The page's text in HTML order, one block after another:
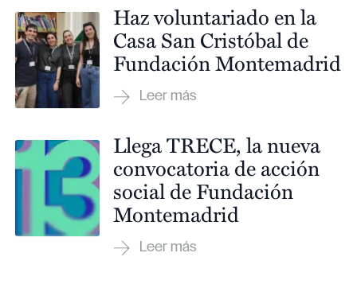
Haz voluntariado en la
Casa San Cristóbal de
Fundación Montemadrid
Llega TRECE, la nueva
convocatoria de acción
social de Fundación
Montemadrid